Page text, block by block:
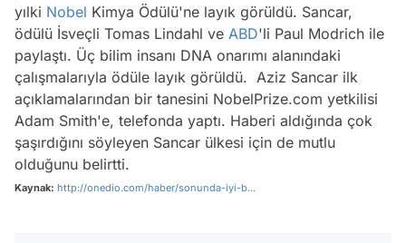
yılki Nobel Kimya Ödülü'ne layık görüldü. Sancar,
ödülü İsveçli Tomas Lindahl ve ABD'li Paul Modrich ile
paylaştı. Üç bilim insanı DNA onarımı alanındaki
çalışmalarıyla ödüle layık görüldü. Aziz Sancar ilk
açıklamalarından bir tanesini NobelPrize.com yetkilisi
Adam Smith'e, telefonda yaptı. Haberi aldığında çok
şaşırdığını söyleyen Sancar ülkesi için de mutlu
olduğunu belirtti.
Kaynak: http://onedio.com/haber/sonunda-iyi-b...